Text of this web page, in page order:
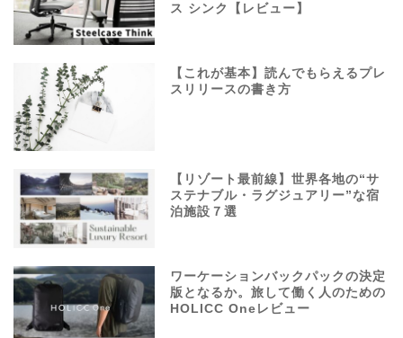
ス シンク【レビュー】
【これが基本】読んでもらえるプレ
スリリースの書き方
【リゾート最前線】世界各地の“サ
ステナブル・ラグジュアリー”な宿
泊施設７選
ワーケーションバックパックの決定
版となるか。旅して働く人のための
HOLICC Oneレビュー